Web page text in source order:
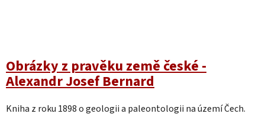
Obrázky z pravěku země české -
Alexandr Josef Bernard
Kniha z roku 1898 o geologii a paleontologii na území Čech.